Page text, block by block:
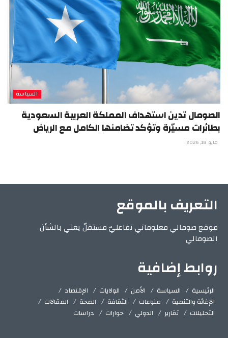
السياسة
الصومال تدين استهداف المملكة العربية السعودية
بطائرات مسيّرة وتؤكد تضامنها الكامل مع الرياض
مايو 18, 2026
التعريف بالموقع
موقع صومالي معلوماتي تفاعليّ مستقلّ يعني بالشأن
الصومالي
روابط إضافية
الرئيسية السياسة الأمن الولايات
الإقتصاد
الإغاثة والتنمية
منوعات الثقافة الصحة
المقالات
التحليلات
تقارير الدولي حوارات دراسات